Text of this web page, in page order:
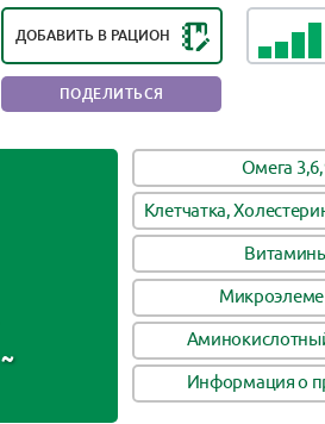
ДОБАВИТЬ В РАЦИОН
ПОДЕЛИТЬСЯ
~
Омега
Клетчатка,
Информация о